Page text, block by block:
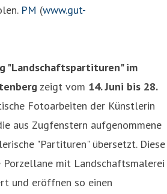
PM (www.gut-
"Landschaftspartituren" im
zeigt vom 14. Juni bis 28.
Fotoarbeiten der Künstlerin
aus Zugfenstern aufgenommene
"Partituren" übersetzt. Diese
mit Landschaftsmalerei
und eröffnen so einen